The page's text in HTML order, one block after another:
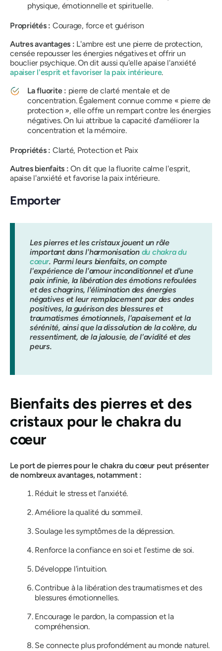
physique, émotionnelle et spirituelle.
Propriétés : Courage, force et guérison
Autres avantages : L'ambre est une pierre de protection,
censée repousser les énergies négatives et offrir un
bouclier psychique. On dit aussi qu'elle apaise l'anxiété
apaiser l'esprit et favoriser la paix intérieure.
La fluorite : pierre de clarté mentale et de
concentration. Également connue comme « pierre de
protection », elle offre un rempart contre les énergies
négatives. On lui attribue la capacité d'améliorer la
concentration et la mémoire.
Propriétés : Clarté, Protection et Paix
Autres bienfaits :On dit que la fluorite calme l'esprit,
apaise l'anxiété et favorise la paix intérieure.
Emporter
Les pierres et les cristaux jouent un rôle
important dans l'harmonisation du chakra du
cœur. Parmi leurs bienfaits, on compte
l'expérience de l'amour inconditionnel et d'une
paix infinie, la libération des émotions refoulées
et des chagrins, l'élimination des énergies
négatives et leur remplacement par des ondes
positives, la guérison des blessures et
traumatismes émotionnels, l'apaisement et la
sérénité, ainsi que la dissolution de la colère, du
ressentiment, de la jalousie, de l'avidité et des
peurs.
Bienfaits des pierres et des
cristaux pour le chakra du
cœur
Le port de pierres pour le chakra du cœur peut présenter
de nombreux avantages, notamment :
Réduit le stress et l'anxiété.
Améliore la qualité du sommeil.
Soulage les symptômes de la dépression.
Renforce la confiance en soi et l'estime de soi.
Développe l'intuition.
Contribue à la libération des traumatismes et des
blessures émotionnelles.
Encourage le pardon, la compassion et la
compréhension.
Se connecte plus profondément au monde naturel.